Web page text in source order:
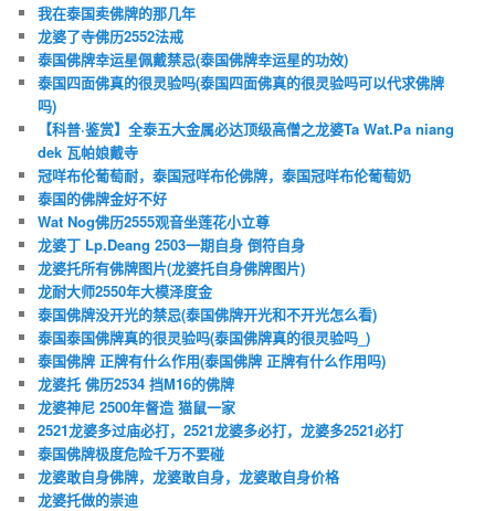
我在泰国卖佛牌的那几年
龙婆了寺佛历2552法戒
泰国佛牌幸运星佩戴禁忌(泰国佛牌幸运星的功效)
泰国四面佛真的很灵验吗(泰国四面佛真的很灵验吗可以代求佛牌
吗)
【科普·鉴赏】全泰五大金属必达顶级高僧之龙婆Ta Wat.Pa niang
dek 瓦帕娘戴寺
冠咩布伦葡萄耐，泰国冠咩布伦佛牌，泰国冠咩布伦葡萄奶
泰国的佛牌金好不好
Wat Nog佛历2555观音坐莲花小立尊
龙婆丁 Lp.Deang 2503一期自身 倒符自身
龙婆托所有佛牌图片(龙婆托自身佛牌图片)
龙耐大师2550年大模泽度金
泰国佛牌没开光的禁忌(泰国佛牌开光和不开光怎么看)
泰国泰国佛牌真的很灵验吗(泰国佛牌真的很灵验吗_)
泰国佛牌 正牌有什么作用(泰国佛牌 正牌有什么作用吗)
龙婆托 佛历2534 挡M16的佛牌
龙婆神尼 2500年督造 猫鼠一家
2521龙婆多过庙必打，2521龙婆多必打，龙婆多2521必打
泰国佛牌极度危险千万不要碰
龙婆敢自身佛牌，龙婆敢自身，龙婆敢自身价格
龙婆托做的崇迪